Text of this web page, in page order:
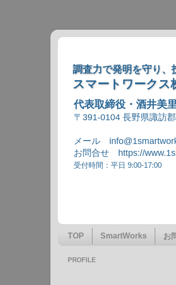
調査力で発明を守り、
スマートワークス
代表取締役・酒井美
〒391-0104 長野県諏訪
メール
お問合せ https://
受付時間：平日 9:00-17:00
TOP SmartWorks お
PROFILE